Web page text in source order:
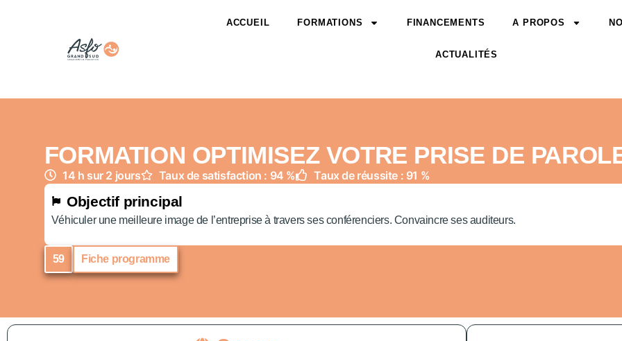
ACCUEIL FORMATIONS FINANCEMENTS A PROPOS
ACTUALITÉS
FORMATION OPTIMISEZ VOTRE PRISE DE
14 h sur 2 jours Taux de satisfaction : 94 % Taux de réussite : 91 %
Objectif principal
Véhiculer une meilleure image de l’entreprise à travers ses conférenciers. Convaincre ses auditeurs.
59 Fiche programme